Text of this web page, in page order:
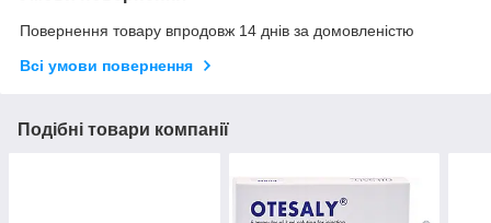
Повернення товару впродовж 14 днів за домовленістю
Всі умови повернення
Подібні товари компанії